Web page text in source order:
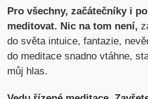
Pro všechny, začátečníky i
meditovat. Nic na tom není,
do světa intuice, fantazie,
do meditace snadno vtáhne,
můj hlas.